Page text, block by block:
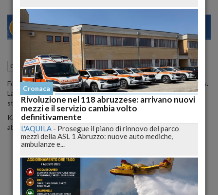
MILANO 23
Cronaca nazionale 18 Luglio 2015 05:00
Forme boombastiche perKim Kardashianin giro perLos Angeles.
La
modella, stilista, imprenditricee personaggio televisivo
statunitense è stata paparazzata in giro a fare shopping.
Kardashian è incinta ma non rinuncia a sfoggiare un attillatissimo
abito verde militare conscollaturavertiginosa.
Cronaca
Rivoluzione nel 118 abruzzese: arrivano nuovi
mezzi e il servizio cambia volto
definitivamente
L'AQUILA - Prosegue il piano di rinnovo del parco
mezzi della ASL 1 Abruzzo: nuove auto mediche,
ambulanze e...